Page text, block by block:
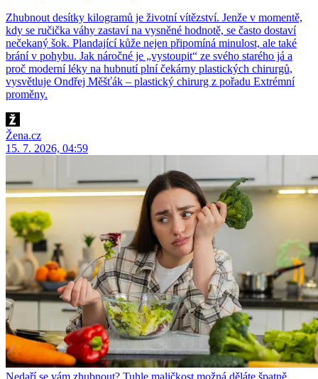
Zhubnout desítky kilogramů je životní vítězství. Jenže v momentě,
kdy se ručička váhy zastaví na vysněné hodnotě, se často dostaví
nečekaný šok. Plandající kůže nejen připomíná minulost, ale také
brání v pohybu. Jak náročné je „vystoupit“ ze svého starého já a
proč moderní léky na hubnutí plní čekárny plastických chirurgů,
vysvětluje Ondřej Měšťák – plastický chirurg z pořadu Extrémní
proměny.
Žena.cz
15. 7. 2026, 04:59
Nedaří se vám zhubnout? Tuhle maličkost možná děláte špatně,